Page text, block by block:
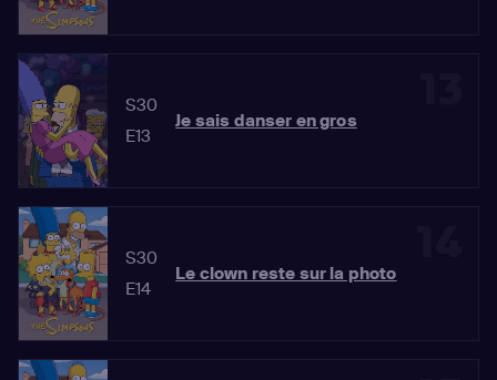
S30
E13
Je sais danser en gros
S30
E14
Le clown reste sur la photo